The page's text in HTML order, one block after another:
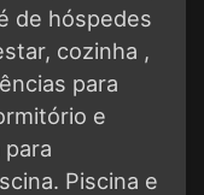
de hóspedes
cozinha ,
para
e
Piscina e